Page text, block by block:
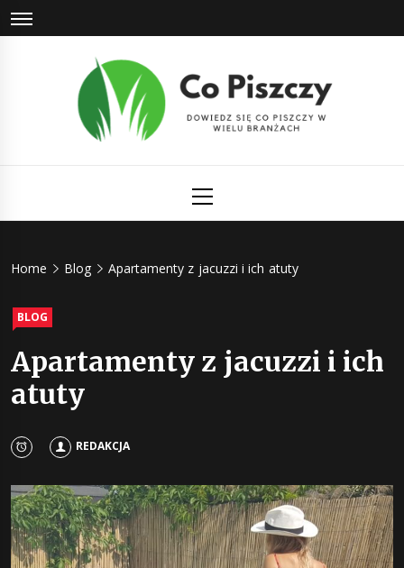
Skip
to
Menu
Home Blog Apartamenty z jacuzzi i ich atuty
BLOG
Apartamenty z jacuzzi i ich
atuty
REDAKCJA